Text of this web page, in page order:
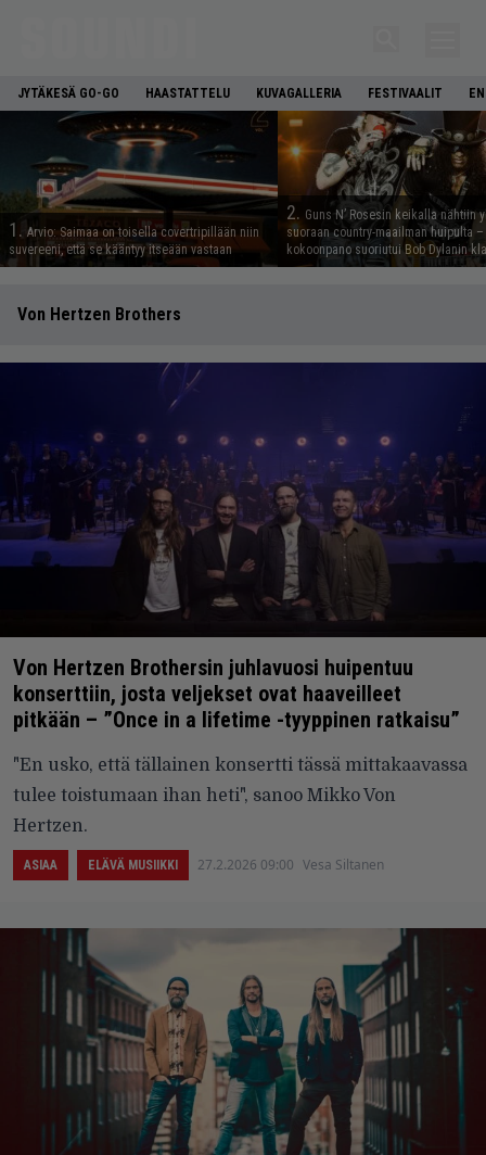
JYTÄKESÄ GO-GO HAASTATTELU KUVAGALLERIA FESTIVAALIT
1. Arvio: Saimaa on toisella covertripillään niin
suvereeni, että se kääntyy itseään vastaan
2. Guns N’ Rosesin keikalla nähtiin
suoraan country-maailman huipulta
kokoonpano suoriutui Bob Dylanin
Von Hertzen Brothers
Von Hertzen Brothersin juhlavuosi huipentuu
konserttiin, josta veljekset ovat haaveilleet
pitkään – ”Once in a lifetime -tyyppinen ratkaisu”
"En usko, että tällainen konsertti tässä mittakaavassa
tulee toistumaan ihan heti", sanoo Mikko Von
Hertzen.
ASIAA ELÄVÄ MUSIIKKI 27.2.2026 09:00 Vesa Siltanen